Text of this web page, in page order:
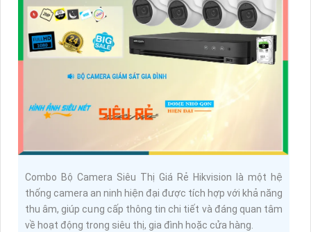
Combo Bộ Camera Siêu Thị Giá Rẻ Hikvision là một hệ
thống camera an ninh hiện đại được tích hợp với khả năng
thu âm, giúp cung cấp thông tin chi tiết và đáng quan tâm
về hoạt động trong siêu thị, gia đình hoặc cửa hàng.